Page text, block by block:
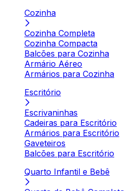
Cozinha
Cozinha Completa
Cozinha Compacta
Balcões para Cozinha
Armário Aéreo
Armários para Cozinha
Escritório
Escrivaninhas
Cadeiras para Escritório
Armários para Escritório
Gaveteiros
Balcões para Escritório
Quarto Infantil e Bebê